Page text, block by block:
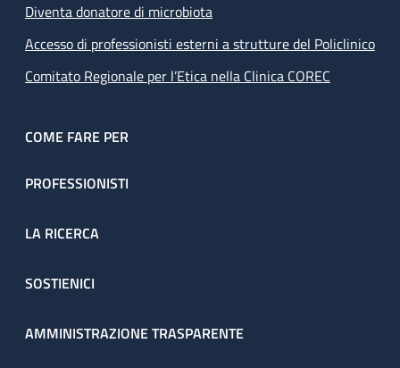
Diventa donatore di microbiota
Accesso di professionisti esterni a strutture del Policlinico
Comitato Regionale per l’Etica nella Clinica COREC
COME FARE PER
PROFESSIONISTI
LA RICERCA
SOSTIENICI
AMMINISTRAZIONE TRASPARENTE